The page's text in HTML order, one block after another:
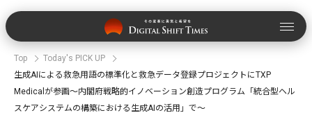
Top
Today's PICK UP
生成AIによる救急用語の標準化と救急データ登録プロジェクトにTXP
Medicalが参画〜内閣府戦略的イノベーション創造プログラム「統合型ヘル
スケアシステムの構築における生成AIの活用」で〜